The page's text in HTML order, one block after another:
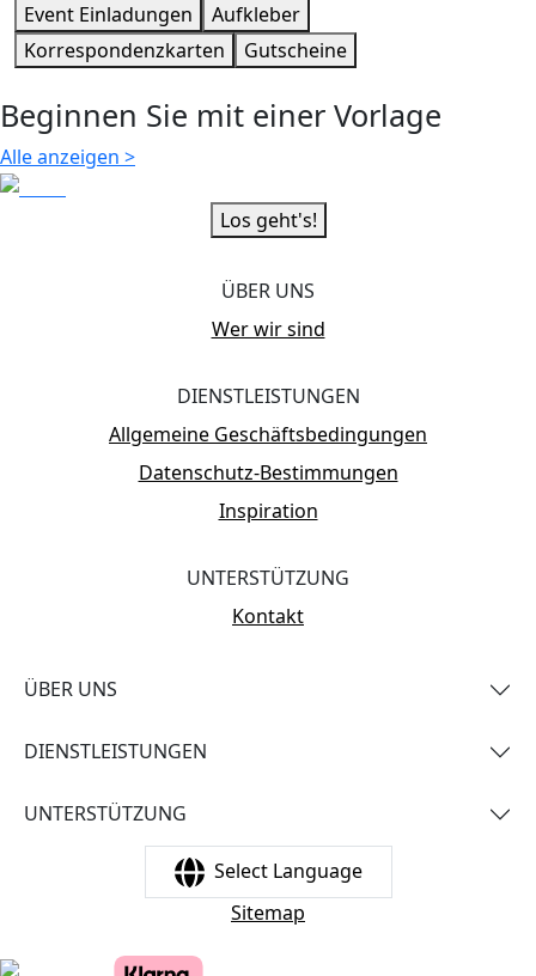
Event Einladungen
Aufkleber
Korrespondenzkarten
Gutscheine
Beginnen Sie mit einer Vorlage
Alle anzeigen >
Los geht's!
ÜBER UNS
Wer wir sind
DIENSTLEISTUNGEN
Allgemeine Geschäftsbedingungen
Datenschutz-Bestimmungen
Inspiration
UNTERSTÜTZUNG
Kontakt
ÜBER UNS
DIENSTLEISTUNGEN
UNTERSTÜTZUNG
Select Language
Sitemap